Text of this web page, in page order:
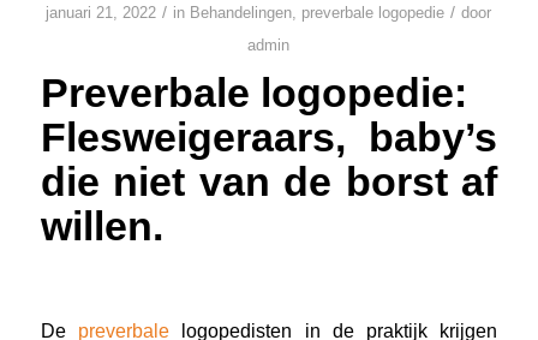
januari 21, 2022 / in Behandelingen, preverbale logopedie / door
admin
Preverbale logopedie:
Flesweigeraars, baby’s
die niet van de borst af
willen.
De preverbalelogopedisten in de praktijk krijgen